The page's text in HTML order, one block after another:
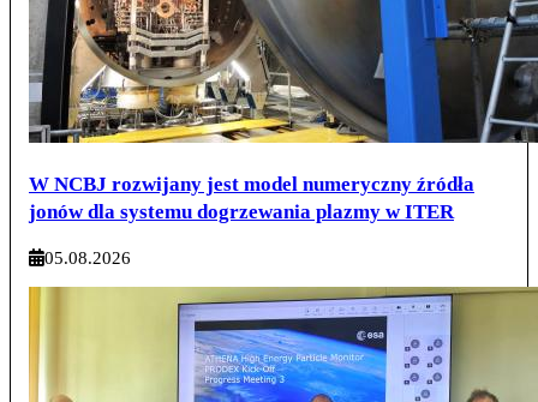
W NCBJ rozwijany jest model numeryczny źródła
jonów dla systemu dogrzewania plazmy w ITER
05.08.2026